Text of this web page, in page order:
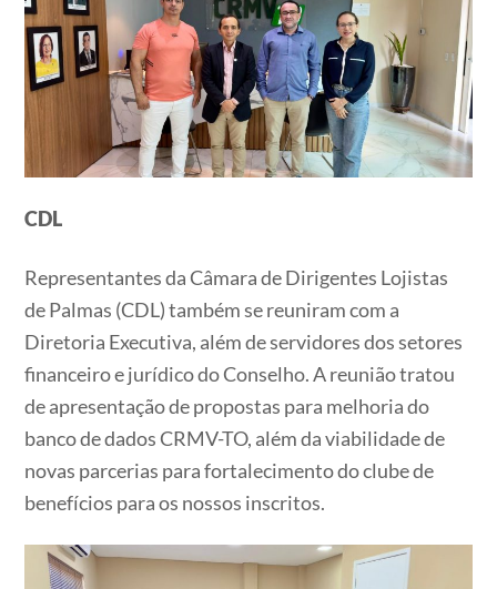
CDL
Representantes da Câmara de Dirigentes Lojistas
de Palmas (CDL) também se reuniram com a
Diretoria Executiva, além de servidores dos setores
financeiro e jurídico do Conselho. A reunião tratou
de apresentação de propostas para melhoria do
banco de dados CRMV-TO, além da viabilidade de
novas parcerias para fortalecimento do clube de
benefícios para os nossos inscritos.